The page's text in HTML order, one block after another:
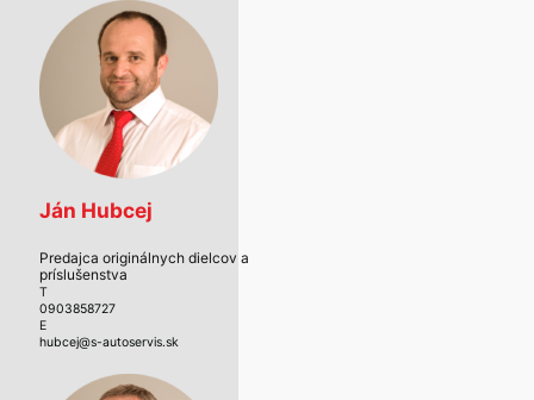
Ján Hubcej
Predajca originálnych dielcov a
príslušenstva
T
0903858727
E
hubcej@s-autoservis.sk